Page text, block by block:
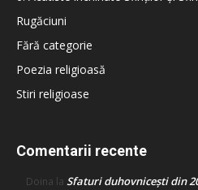
Rugăciuni
Fără categorie
Poezia religioasă
Stiri religioase
Comentarii recente
Doina la Sfaturi duhovnicești din